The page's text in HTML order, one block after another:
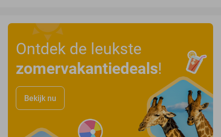
Ontdek de leukste
zomervakantiedeals!
Bekijk nu